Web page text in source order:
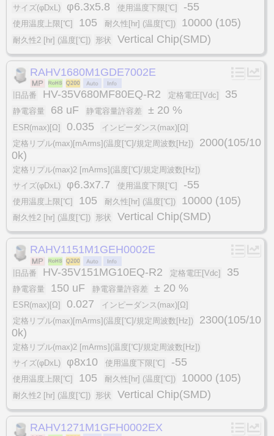
サイズ(φDxL) φ6.3x5.8 使用温度下限[℃] -55
使用温度上限[℃] 105 耐久性[hr] (温度[℃]) 10000 (105)
耐久性2 [hr] (温度[℃]) 形状 Vertical Chip(SMD)
RAHV1680M1GDE7002E
旧品番 HV-35V680MF80EQ-R2 定格電圧[Vdc] 35
静電容量 68 uF 静電容量許容差 ± 20 %
ESR(max)[Ω] 0.035
インピーダンス(max)[Ω]
定格リプル(max)[mArms](温度[℃]/規定周波数[Hz])
2000(105/10
0k)
定格リプル(max)2 [mArms](温度[℃]/規定周波数[Hz])
サイズ(φDxL)
φ6.3x7.7 使用温度下限[℃] -55
使用温度上限[℃] 105 耐久性[hr] (温度[℃]) 10000 (105)
耐久性2 [hr] (温度[℃]) 形状 Vertical Chip(SMD)
RAHV1151M1GEH0002E
旧品番 HV-35V151MG10EQ-R2 定格電圧[Vdc] 35
静電容量 150 uF 静電容量許容差 ± 20 %
ESR(max)[Ω] 0.027
インピーダンス(max)[Ω]
定格リプル(max)[mArms](温度[℃]/規定周波数[Hz])
2300(105/10
0k)
定格リプル(max)2 [mArms](温度[℃]/規定周波数[Hz])
サイズ(φDxL)
φ8x10 使用温度下限[℃] -55
使用温度上限[℃] 105 耐久性[hr] (温度[℃]) 10000 (105)
耐久性2 [hr] (温度[℃]) 形状 Vertical Chip(SMD)
RAHV1271M1GFH0002EX